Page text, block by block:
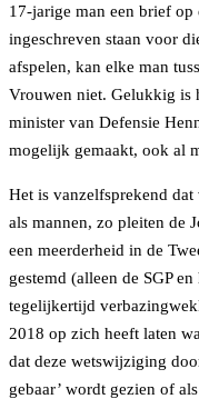
17-jarige man een brief
ingeschreven staan voor
afspelen, kan elke man
Vrouwen niet. Gelukkig is
minister van Defensie
mogelijk gemaakt, ook al
Het is vanzelfsprekend
als mannen, zo pleiten de
een meerderheid in de
gestemd (alleen de SGP
tegelijkertijd
2018 op zich heeft laten
dat deze wetswijziging
gebaar’ wordt gezien of